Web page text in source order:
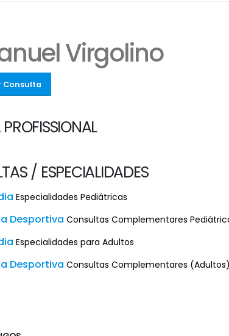
Virgolino
Consulta
/ ESPECIALIDADES
Especialidades Pediátricas
Desportiva Consultas Complementares
Especialidades para Adultos
Desportiva Consultas Complementares (Adultos)